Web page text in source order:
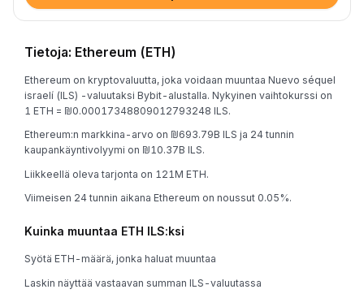
Tietoja: Ethereum (ETH)
Ethereum on kryptovaluutta, joka voidaan muuntaa Nuevo séquel
israelí (ILS) -valuutaksi Bybit-alustalla. Nykyinen vaihtokurssi on
1 ETH = ₪0.00017348809012793248 ILS.
Ethereum:n markkina-arvo on ₪693.79B ILS ja 24 tunnin
kaupankäyntivolyymi on ₪10.37B ILS.
Liikkeellä oleva tarjonta on 121M ETH.
Viimeisen 24 tunnin aikana Ethereum on noussut 0.05%.
Kuinka muuntaa ETH ILS:ksi
Syötä ETH-määrä, jonka haluat muuntaa
Laskin näyttää vastaavan summan ILS-valuutassa